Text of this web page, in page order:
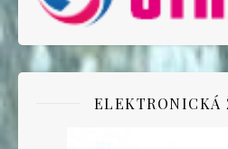
ELEKTRONICKÁ